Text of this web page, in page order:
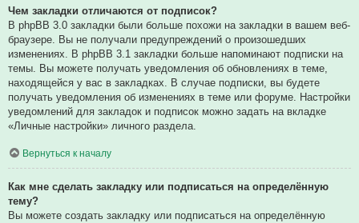
Чем закладки отличаются от подписок?
В phpBB 3.0 закладки были больше похожи на закладки в вашем веб-
браузере. Вы не получали предупреждений о произошедших
изменениях. В phpBB 3.1 закладки больше напоминают подписки на
темы. Вы можете получать уведомления об обновлениях в теме,
находящейся у вас в закладках. В случае подписки, вы будете
получать уведомления об изменениях в теме или форуме. Настройки
уведомлений для закладок и подписок можно задать на вкладке
«Личные настройки» личного раздела.
Вернуться к началу
Как мне сделать закладку или подписаться на определённую
тему?
Вы можете создать закладку или подписаться на определённую